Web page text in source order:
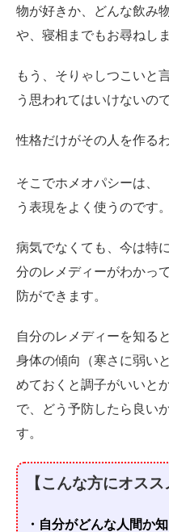
物が好きか、どんな飲み
や、寝相までもお尋ねしま
もう、そりゃしつこいと
う思われてはいけないの
性格だけがその人を作る
そこでホメオパシーは、
う表現をよく使うのです。
病気でなくても、今は特
分のレメディーがわかっ
防ができます。
自分のレメディーを知る
身体の傾向（寒さに弱い
めておくと調子がいいと
で、どう予防したら良い
す。
【こんな方にオスス
・自分がどんな人間か